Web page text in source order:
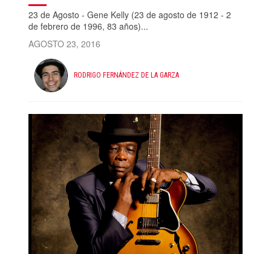
23 de Agosto - Gene Kelly (23 de agosto de 1912 - 2
de febrero de 1996, 83 años)...
AGOSTO 23, 2016
RODRIGO FERNÁNDEZ DE LA GARZA